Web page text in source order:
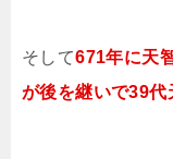
そして671年に天
が後を継いで39代